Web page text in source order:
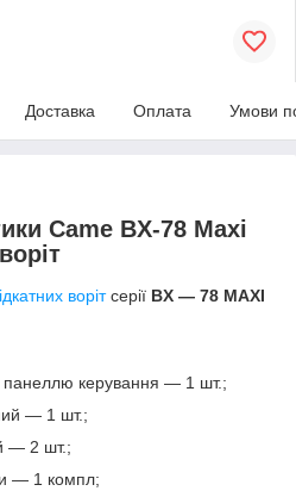
Доставка Оплата Умови
Came BX-78 Maxi
ворітсерії BX ― 78 MAXI
панеллю керування — 1 шт.;
— 1 шт.;
— 2 шт.;
— 1 компл;